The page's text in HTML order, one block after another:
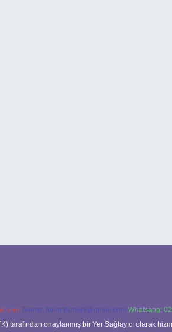
Teams: forumhizmeti@gmail.com Whatsapp:
tarafından onaylanmış bir Yer Sağlayıcı olarak